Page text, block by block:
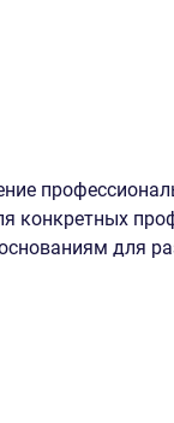
конкретных
для